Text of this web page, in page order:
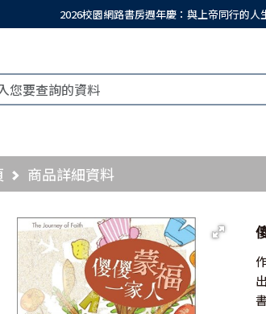
2026校園網路書房週年慶：與上帝同行的人
商品詳細資料